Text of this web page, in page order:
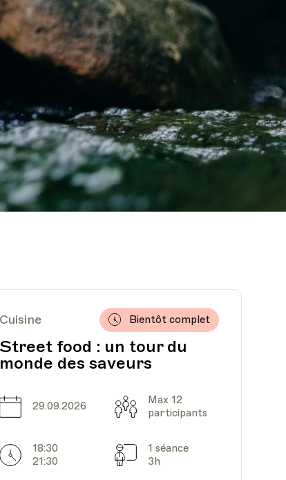
Cuisine
Street food : un tour du
monde des saveurs
Bientôt complet
Date
29.09.2026 Capacité
Max 12
participants
Horarires
18:30
21:30
Séances
1 séance
3h